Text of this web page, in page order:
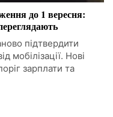
до 1 вересня:
підтвердити
мобілізації. Нові
зарплати та